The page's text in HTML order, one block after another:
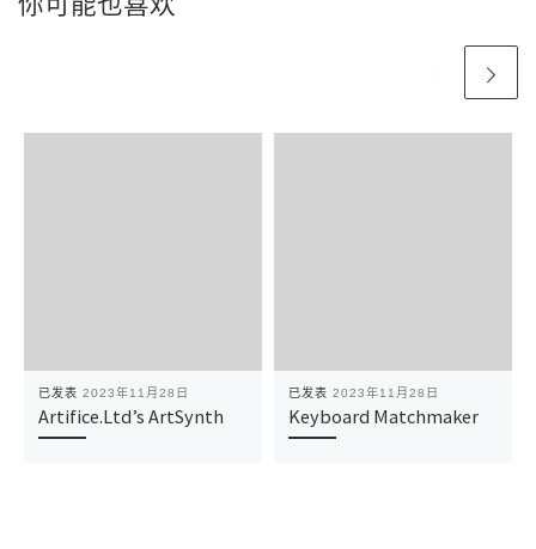
已发表 2023年11月28日
Artifice.Ltd’s ArtSynth
已发表 2023年11月28日
Keyboard Matchmaker